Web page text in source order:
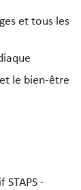
et tous les
le bien-être
-